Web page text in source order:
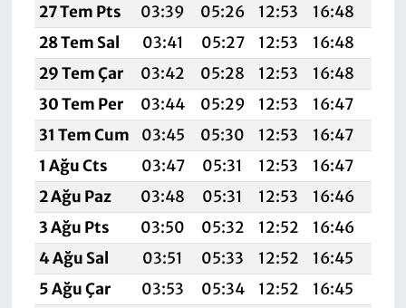
27 Tem Pts
03:39 05:26 12:53 16:48
28 Tem Sal
03:41 05:27 12:53 16:48
29 Tem Çar
03:42 05:28 12:53 16:48
30 Tem Per
03:44 05:29 12:53 16:47
31 Tem Cum
03:45 05:30 12:53 16:47
1 Ağu Cts
03:47 05:31 12:53 16:47
2 Ağu Paz
03:48 05:31 12:53 16:46
3 Ağu Pts
03:50 05:32 12:52 16:46
4 Ağu Sal
03:51 05:33 12:52 16:45
5 Ağu Çar
03:53 05:34 12:52 16:45